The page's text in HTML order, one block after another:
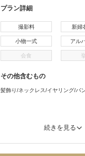
プラン詳細
撮影料 新婦
小物一式 アル
会食
その他含むもの
髪飾り/ネックレス/イヤリング/パ
続きを見る